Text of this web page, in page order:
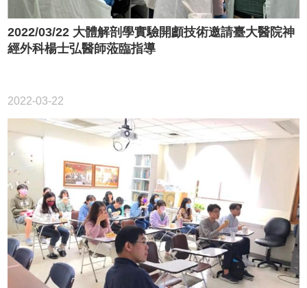
2022/03/22 大體解剖學實驗開顱技術邀請臺大醫院神
經外科楊士弘醫師蒞臨指導
2022-03-22